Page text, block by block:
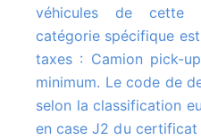
véhicules de cette
catégorie spécifique
taxes : Camion pick-
minimum. Le code de
selon la classification
en case J2 du